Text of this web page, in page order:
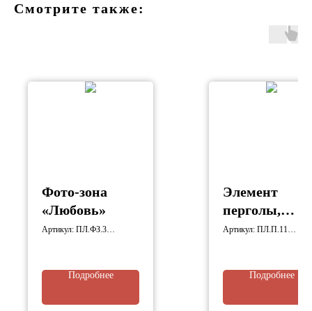
Смотрите также:
Фото-зона
«Любовь»
Артикул: ПЛ.ФЗ.3
Подробнее
Элемент
перголы,
коллекция
Артикул: ПЛ.П.11
Подробнее